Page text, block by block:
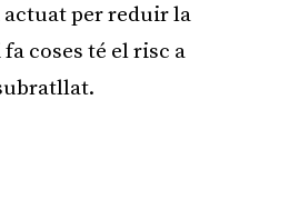
per reduir la
coses té el risc a